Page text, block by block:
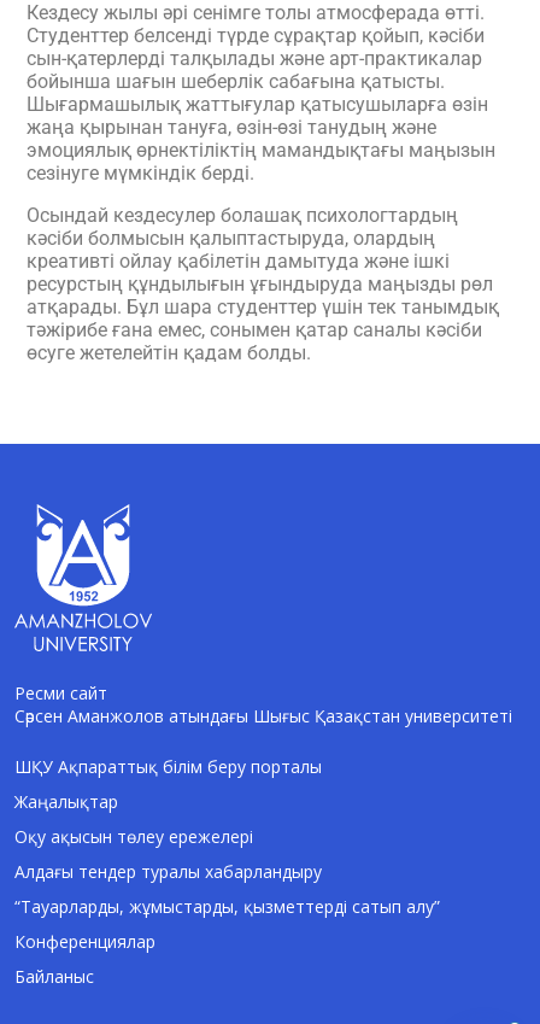
Кездесу жылы әрі сенімге толы атмосферада өтті.
Студенттер белсенді түрде сұрақтар қойып, кәсіби
сын-қатерлерді талқылады және арт-практикалар
бойынша шағын шеберлік сабағына қатысты.
Шығармашылық жаттығулар қатысушыларға өзін
жаңа қырынан тануға, өзін-өзі танудың және
эмоциялық өрнектіліктің мамандықтағы маңызын
сезінуге мүмкіндік берді.
Осындай кездесулер болашақ психологтардың
кәсіби болмысын қалыптастыруда, олардың
креативті ойлау қабілетін дамытуда және ішкі
ресурстың құндылығын ұғындыруда маңызды рөл
атқарады. Бұл шара студенттер үшін тек танымдық
тәжірибе ғана емес, сонымен қатар саналы кәсіби
өсуге жетелейтін қадам болды.
Ресми сайт
Сәрсен Аманжолов атындағы Шығыс Қазақстан университеті
ШҚУ Ақпараттық білім беру порталы
Жаңалықтар
Оқу ақысын төлеу ережелері
Алдағы тендер туралы хабарландыру
“Тауарларды, жұмыстарды, қызметтерді сатып алу”
Конференциялар
Байланыс
AI-Talapker
Сәлем! Мен AI-Talapker — Сәрсен
Аманжолов атындағы Шығыс Қазақстан
университеті (ШҚУ) көмекшісімін.
Бакалавриат, магистратура, докторантура